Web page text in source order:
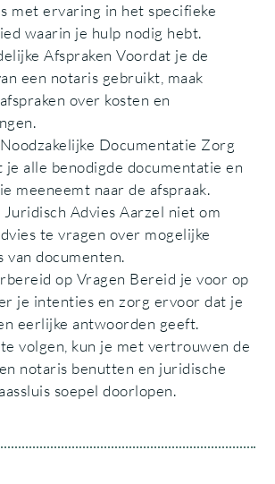
met ervaring in het specifieke
waarin je hulp nodig hebt.
Afspraken Voordat je de
een notaris gebruikt, maak
over kosten en
Documentatie Zorg
je alle benodigde documentatie en
meeneemt naar de afspraak.
Juridisch Advies Aarzel niet om
te vragen over mogelijke
van documenten.
op Vragen Bereid je voor op
je intenties en zorg ervoor dat je
eerlijke antwoorden geeft.
volgen, kun je met vertrouwen de
notaris benutten en juridische
soepel doorlopen.